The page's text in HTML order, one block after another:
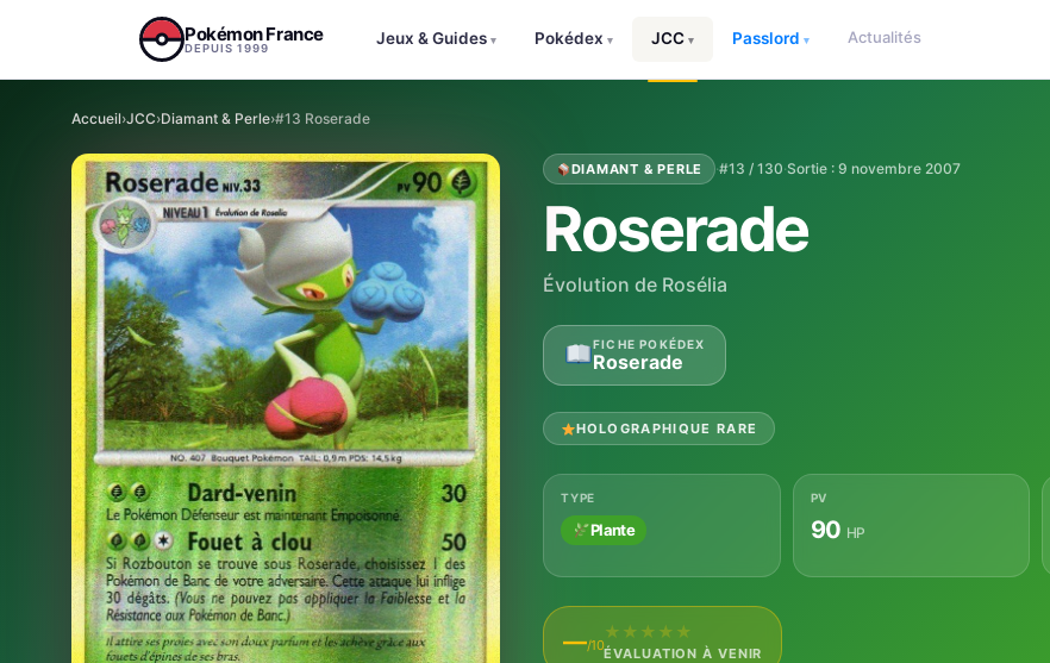
Pokémon France
DEPUIS 1999
Jeux & Guides ▾ Pokédex ▾ JCC ▾ Passlord ▾ Actualités
Accueil›JCC›Diamant & Perle›#13 Roserade
DIAMANT & PERLE ·#13 / 130·Sortie : 9 novembre 2007
Roserade
Évolution de Rosélia
FICHE POKÉDEX
Roserade
HOLOGRAPHIQUE RARE
TYPE
Plante
PV
90 HP
—/10
★ ★ ★ ★ ★
ÉVALUATION À VENIR